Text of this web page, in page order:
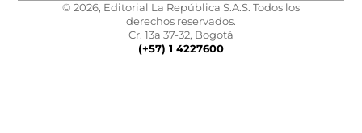
© 2026, Editorial La República S.A.S. Todos los
derechos reservados.
Cr. 13a 37-32, Bogotá
(+57) 1 4227600